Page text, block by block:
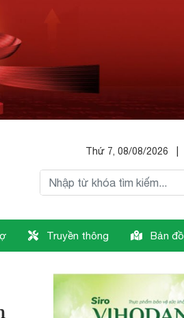
Thứ 7, 08/08/2026
Truyền thông Bản đồ